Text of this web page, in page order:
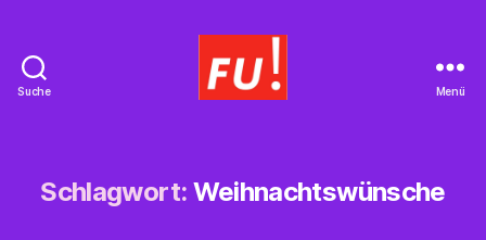
Suche Menü
Schlagwort: Weihnachtswünsche